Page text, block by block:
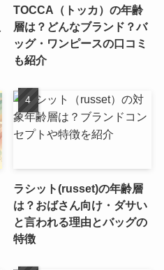
TOCCA（トッカ）の年齢
層は？どんなブランド？バ
ッグ・ワンピースの口コミ
も紹介
ラシット(russet)の年齢層
は？おばさん向け・ダサい
と言われる理由とバッグの
特徴